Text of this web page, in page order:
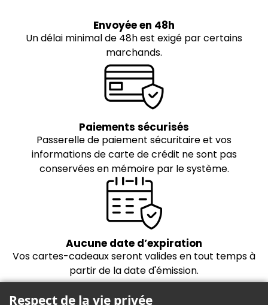
Envoyée en 48h
Un délai minimal de 48h est exigé par certains
marchands.
Paiements sécurisés
Passerelle de paiement sécuritaire et vos
informations de carte de crédit ne sont pas
conservées en mémoire par le système.
Aucune date d’expiration
Vos cartes-cadeaux seront valides en tout temps à
partir de la date d'émission.
Respect de la vie privée